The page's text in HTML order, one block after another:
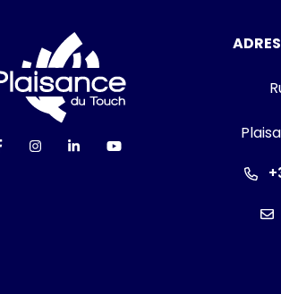
Logo Ville de
Lien vers le compte Facebook
Lien vers le compte Instagram
Lien vers le compte Linkedin
Lien vers la chaîne